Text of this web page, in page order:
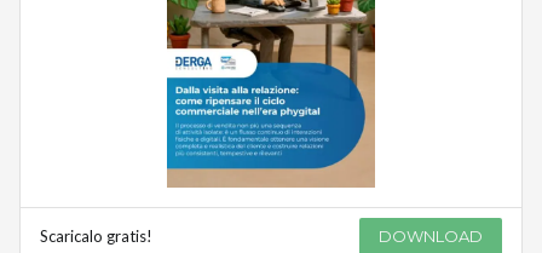
Scaricalo gratis! DOWNLOAD